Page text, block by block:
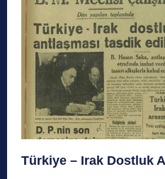
Türkiye – Irak Dostluk